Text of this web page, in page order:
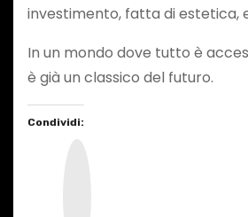
investimento, fatta di estetica,
In un mondo dove tutto è
è già un classico del futuro.
Condividi: